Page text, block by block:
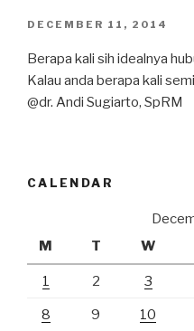
POSTED
DECEMBER 11, 2014
Berapa kali sih idealnya
Kalau anda berapa kali
@dr. Andi Sugiarto, SpRM
CALENDAR
M
T W
1 2 3
8 9 10